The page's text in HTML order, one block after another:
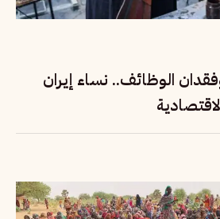
الوظائف.. نساء إيران